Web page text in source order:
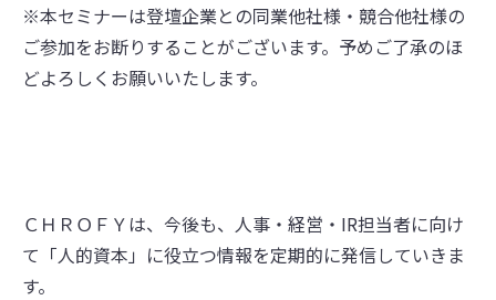
※本セミナーは登壇企業との同業他社様・競合他社様の
ご参加をお断りすることがございます。予めご了承のほ
どよろしくお願いいたします。
ＣＨＲＯＦＹは、今後も、人事・経営・IR担当者に向け
て「人的資本」に役立つ情報を定期的に発信していきま
す。